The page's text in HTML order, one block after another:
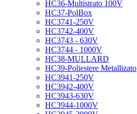
HC36-Multistrato 100V
HC37-PolBox
HC3741-250V
HC3742-400V
HC3743 - 630V
HC3744 - 1000V
HC38-MULLARD
HC39-Poliestere Metallizato
HC3941-250V
HC3942-400V
HC3943-630V
HC3944-1000V